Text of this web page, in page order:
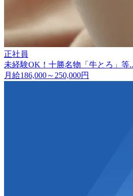
正社員
未経験OK！十勝名物「牛とろ」等
月給186,000～250,000円